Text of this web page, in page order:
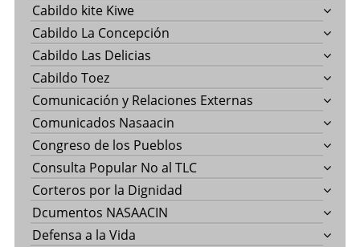
Cabildo kite Kiwe
Cabildo La Concepción
Cabildo Las Delicias
Cabildo Toez
Comunicación y Relaciones Externas
Comunicados Nasaacin
Congreso de los Pueblos
Consulta Popular No al TLC
Corteros por la Dignidad
Dcumentos NASAACIN
Defensa a la Vida